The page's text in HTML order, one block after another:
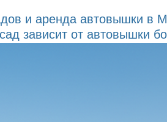
и аренда автовышки в
зависит от автовышки